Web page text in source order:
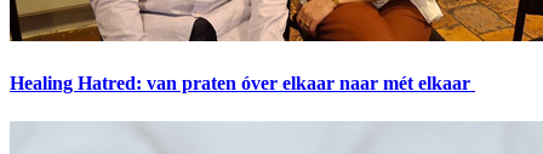
Healing Hatred: van praten óver elkaar naar mét elkaar